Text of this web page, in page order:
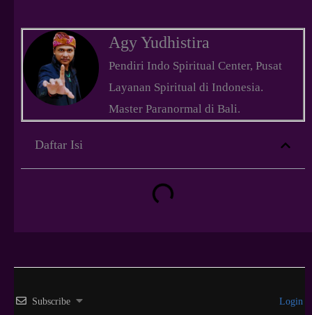
Agy Yudhistira
Pendiri Indo Spiritual Center, Pusat
Layanan Spiritual di Indonesia.
Master Paranormal di Bali.
Daftar Isi
Subscribe Login